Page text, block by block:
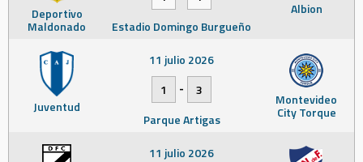
Deportivo
Maldonado
Albion
Estadio Domingo Burgueño
Juventud Montevideo
City Torque
11 julio 2026
1
-
3
Parque Artigas
11 julio 2026